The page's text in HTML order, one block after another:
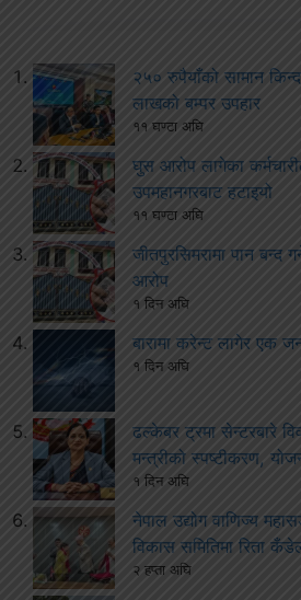
२५० रुपैयाँको सामान
लाखको बम्पर उपहार
११ घण्टा अघि
घुस आरोप लागेका
उपमहानगरबाट हटाइयो
११ घण्टा अघि
जीतपुरसिमरामा पान बन्द
आरोप
१ दिन अघि
बारामा करेन्ट लागेर एक
१ दिन अघि
ढल्केबर ट्रमा सेन्टरबारे
मन्त्रीको स्पष्टीकरण,
१ दिन अघि
नेपाल उद्योग वाणिज्य
विकास समितिमा रिता
२ हप्ता अघि